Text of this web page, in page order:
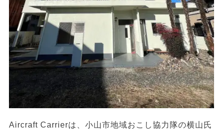
Aircraft Carrierは、小山市地域おこし協力隊の横山氏